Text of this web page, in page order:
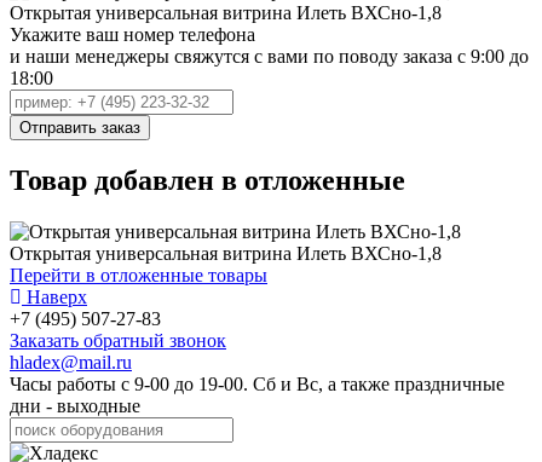
Открытая универсальная витрина Илеть ВХСно-1,8
Укажите ваш номер телефона
и наши менеджеры свяжутся с вами по поводу заказа с 9:00 до
18:00
Товар добавлен в отложенные
Открытая универсальная витрина Илеть ВХСно-1,8
Перейти в отложенные товары
Наверх
+7 (495) 507-27-83
Заказать обратный звонок
hladex@mail.ru
Часы работы с 9-00 до 19-00. Сб и Вс, а также праздничные
дни - выходные